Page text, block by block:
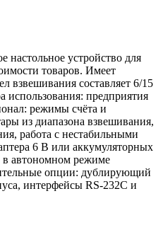
настольное устройство для
товаров. Имеет
взвешивания составляет 6/15
использования: предприятия
режимы счёта и
из диапазона взвешивания,
работа с нестабильными
6 В или аккумуляторных
в автономном режиме
опции: дублирующий
интерфейсы RS-232C и